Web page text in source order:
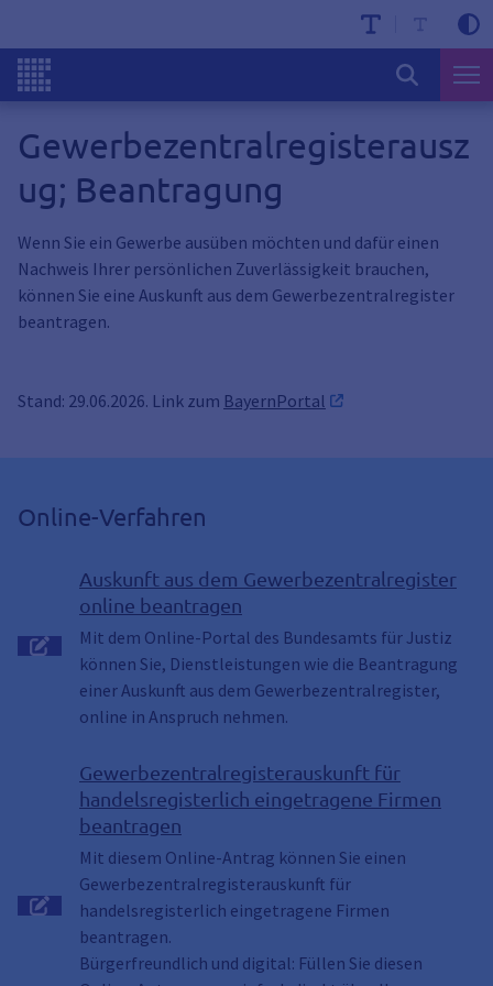
Gewerbezentralregisterausz
ug; Beantragung
Wenn Sie ein Gewerbe ausüben möchten und dafür einen
Nachweis Ihrer persönlichen Zuverlässigkeit brauchen,
können Sie eine Auskunft aus dem Gewerbezentralregister
beantragen.
Stand: 29.06.2026. Link zum BayernPortal
Online-Verfahren
Auskunft aus dem Gewerbezentralregister
online beantragen
Mit dem Online-Portal des Bundesamts für Justiz
können Sie, Dienstleistungen wie die Beantragung
einer Auskunft aus dem Gewerbezentralregister,
online in Anspruch nehmen.
Gewerbezentralregisterauskunft für
handelsregisterlich eingetragene Firmen
beantragen
Mit diesem Online-Antrag können Sie einen
Gewerbezentralregisterauskunft für
handelsregisterlich eingetragene Firmen
beantragen.
Bürgerfreundlich und digital: Füllen Sie diesen